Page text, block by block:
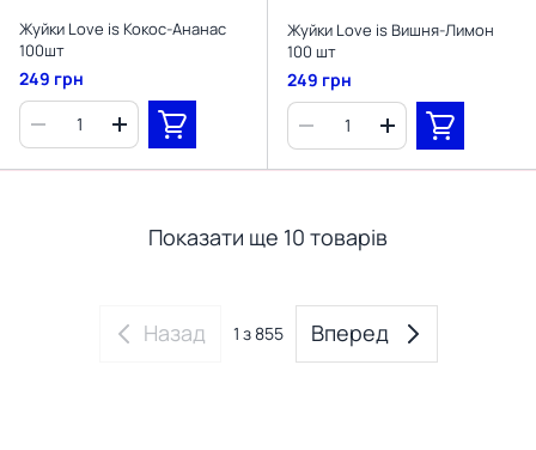
Жуйки Love is Кокос-Ананас
100шт
249 грн
Жуйки Love is Вишня-Лимон
100 шт
249 грн
Показати ще 10 товарів
Назад 1 з 855 Вперед